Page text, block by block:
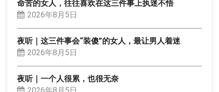
命苦的女人，往往喜欢在这三件事上执迷不悟
2026年8月5日
夜听｜这三件事会“装傻”的女人，最让男人着迷
2026年8月5日
夜听｜一个人很累，也很无奈